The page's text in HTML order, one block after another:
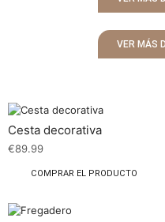
VER MÁS
Cesta decorativa
€89.99
COMPRAR EL PRODUCTO